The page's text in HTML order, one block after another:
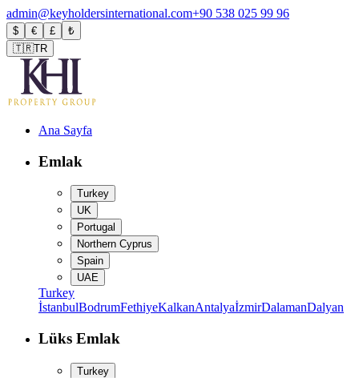
admin@keyholdersinternational.com+90 538 025 99 96
$ € £
₺
🇹🇷TR
Ana Sayfa
Emlak
Turkey
UK
Portugal
Northern Cyprus
Spain
UAE
Turkey
İstanbulBodrumFethiyeKalkanAntalyaİzmirDalamanDalyan
Lüks Emlak
Turkey